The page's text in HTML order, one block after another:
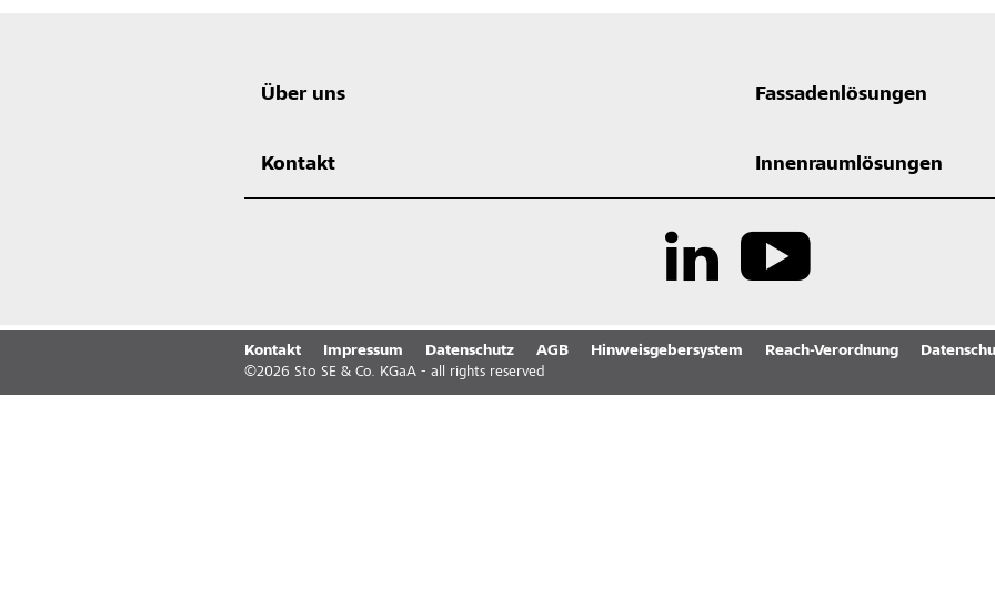
Über uns Fassadenlösungen
Kontakt Innenraumlösungen
Kontakt Impressum Datenschutz AGB Hinweisgebersystem Reach-Verordnung
©2026 Sto SE & Co. KGaA - all rights reserved